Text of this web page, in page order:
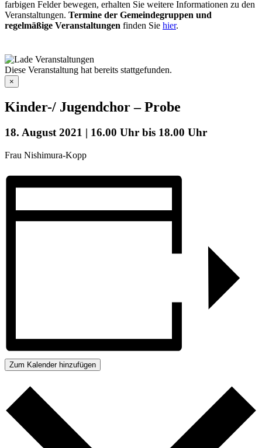
farbigen Felder bewegen, erhalten Sie weitere Informationen zu den
Veranstaltungen. Termine der Gemeindegruppen und
regelmäßige Veranstaltungen finden Sie hier.
Diese Veranstaltung hat bereits stattgefunden.
×
Kinder-/ Jugendchor – Probe
18. August 2021 | 16.00 Uhr bis 18.00 Uhr
Frau Nishimura-Kopp
Zum Kalender hinzufügen